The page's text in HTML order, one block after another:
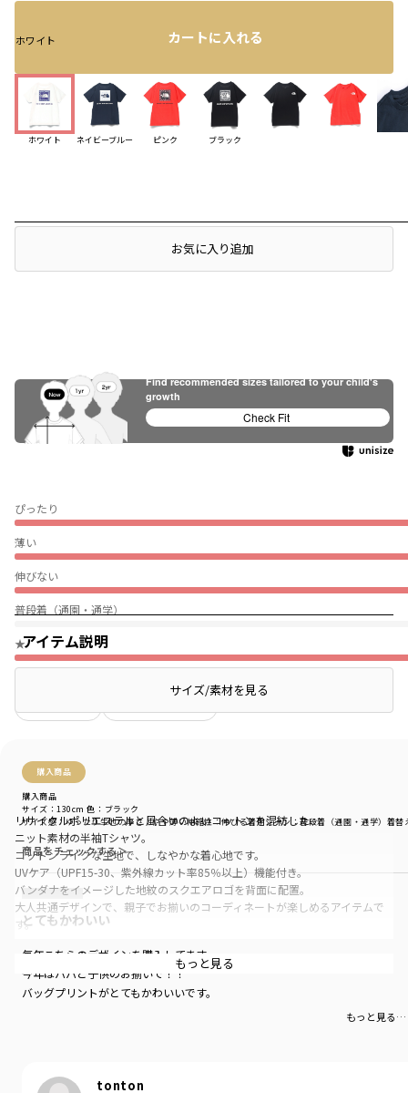
ホワイト
ホワイト ネイビーブルー ピンク ブラック
ぴったり
薄い
伸びない
普段着（通園・通学）
★
購入商品
購入商品
サイズ感：ゆったり生地の厚さ：やや薄い伸縮性：伸びる着用シーン：普段着（通園・通学） 着替
サイズ：130cm 色：ブラック
商品をチェックする＞
とてもかわいい
毎年こちらのデザインを購入してます。
今年はパパと子供のお揃いで！！
バッグプリントがとてもかわいいです。
もっと見る…
tonton
カートに入れる
店頭在庫を確認するお気に入り追加
アイテム説明
サイズ/素材を見る
リサイクルポリエステルと風合いのよいコットンを混紡した、
ニット素材の半袖Tシャツ。
コットンライクな生地で、しなやかな着心地です。
UVケア（UPF15-30、紫外線カット率85％以上）機能付き。
バンダナをイメージした地紋のスクエアロゴを背面に配置。
大人共通デザインで、親子でお揃いのコーディネートが楽しめるアイテムで
す。
サイズにより品番及び価格が異なります
【120㎝】
15-5506-807
【カラー表記】
もっと見る
Find recommended sizes tailored to your child's
growth
Check Fit